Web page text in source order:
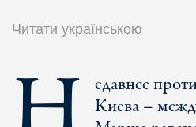
Читати українською
едавнее
Киева –